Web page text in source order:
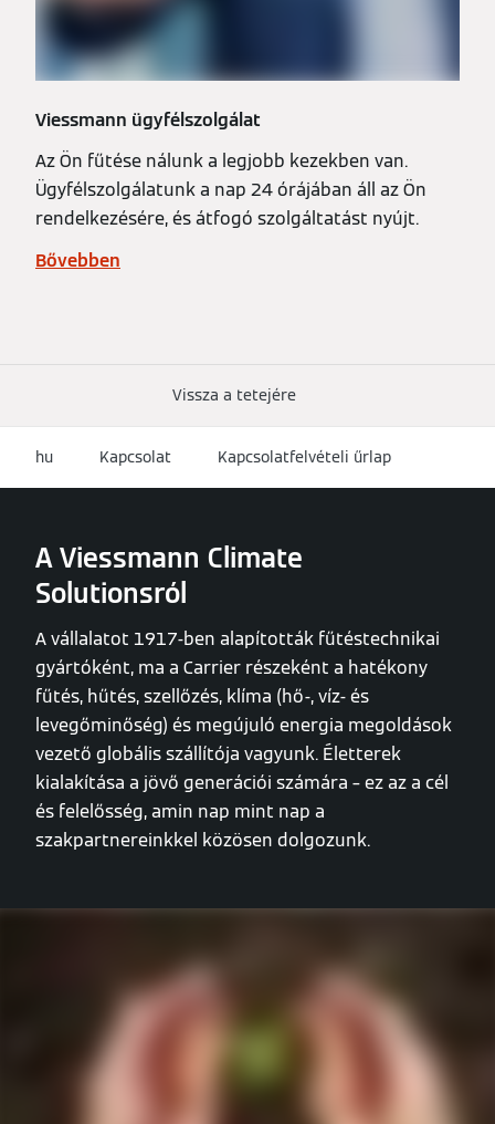
Viessmann ügyfélszolgálat
Az Ön fűtése nálunk a legjobb kezekben van.
Ügyfélszolgálatunk a nap 24 órájában áll az Ön
rendelkezésére, és átfogó szolgáltatást nyújt.
Bővebben
Vissza a tetejére
hu Kapcsolat Kapcsolatfelvételi űrlap
A Viessmann Climate
Solutionsról
A vállalatot 1917-ben alapították fűtéstechnikai
gyártóként, ma a Carrier részeként a hatékony
fűtés, hűtés, szellőzés, klíma (hő-, víz- és
levegőminőség) és megújuló energia megoldások
vezető globális szállítója vagyunk. Életterek
kialakítása a jövő generációi számára – ez az a cél
és felelősség, amin nap mint nap a
szakpartnereinkkel közösen dolgozunk.